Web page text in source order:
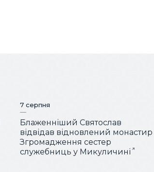
7 серпня
Блаженніший Святослав
відвідав відновлений монастир
Згромадження сестер
служебниць у Микуличині